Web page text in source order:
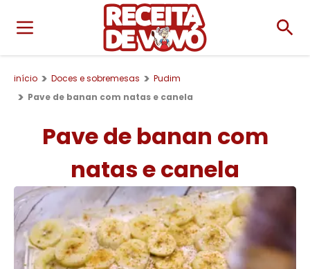
início Doces e sobremesas
Pudim
Pave de banan com natas e canela
Pave de banan com
natas e canela